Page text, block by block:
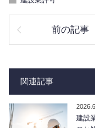
前の記事
関連記事
建設